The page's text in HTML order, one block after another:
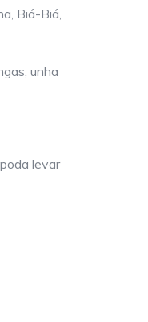
Biá-Biá,
unha
levar